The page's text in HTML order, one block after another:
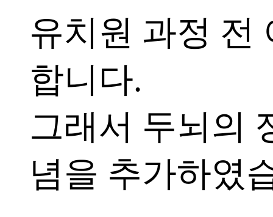
유치원 과정 전
합니다.
그래서 두뇌의
념을 추가하였